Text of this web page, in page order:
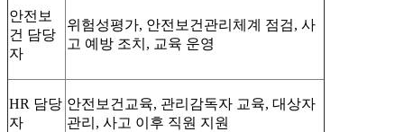
안전보
건 담당
자
위험성평가, 안전보건관리체계 점검, 사
고 예방 조치, 교육 운영
HR 담당
자
안전보건교육, 관리감독자 교육, 대상자
관리, 사고 이후 직원 지원